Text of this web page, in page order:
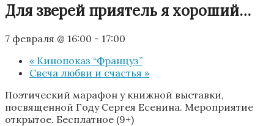
Для зверей приятель я хороший…
7 февраля @ 16:00 - 17:00
« Кинопоказ “Француз”
Свеча любви и счастья »
Поэтический марафон у книжной выставки,
посвященной Году Сергея Есенина. Мероприятие
открытое. Бесплатное (9+)